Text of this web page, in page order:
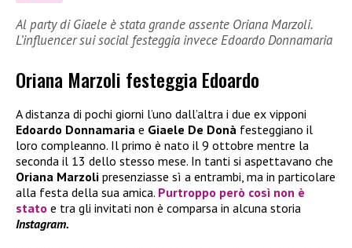
Al party di Giaele è stata grande assente Oriana Marzoli.
L’influencer sui social festeggia invece Edoardo Donnamaria
Oriana Marzoli festeggia Edoardo
A distanza di pochi giorni l’uno dall’altra i due ex vipponi
Edoardo Donnamaria e Giaele De Donà festeggiano il
loro compleanno. Il primo è nato il 9 ottobre mentre la
seconda il 13 dello stesso mese. In tanti si aspettavano che
Oriana Marzoli presenziasse sì a entrambi, ma in particolare
alla festa della sua amica. Purtroppo però così non è
stato e tra gli invitati non è comparsa in alcuna storia
Instagram.